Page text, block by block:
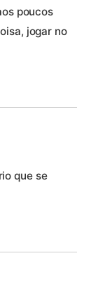
poucos
jogar no
que se